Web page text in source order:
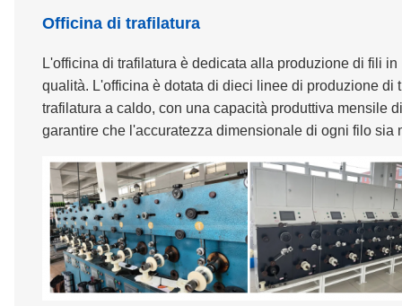
Officina di trafilatura
L'officina di trafilatura è dedicata alla produzione di fili
qualità. L'officina è dotata di dieci linee di produzione
trafilatura a caldo, con una capacità produttiva mensile
garantire che l'accuratezza dimensionale di ogni filo sia